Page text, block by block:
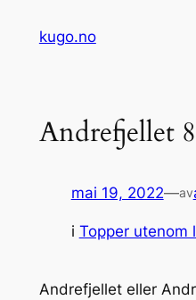
kugo.no
Andrefjellet
mai 19, 2022—av
i Topper utenom
Andrefjellet eller